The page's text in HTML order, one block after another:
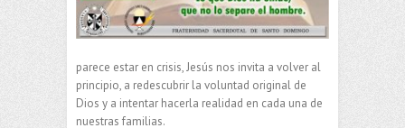
parece estar en crisis, Jesús nos invita a volver al
principio, a redescubrir la voluntad original de
Dios y a intentar hacerla realidad en cada una de
nuestras familias.